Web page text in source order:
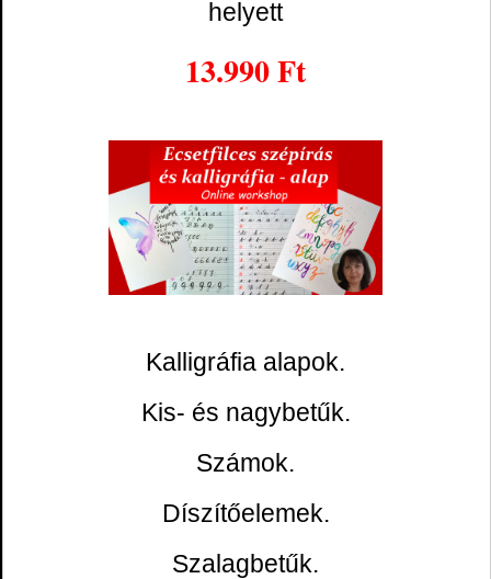
helyett
13.990 Ft
Kalligráfia alapok.
Kis- és nagybetűk.
Számok.
Díszítőelemek.
Szalagbetűk.